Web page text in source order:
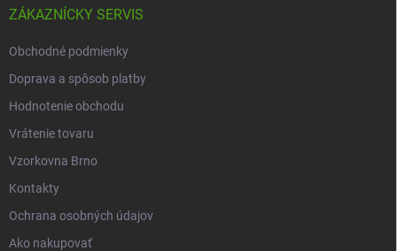
ZÁKAZNÍCKY SERVIS
Obchodné podmienky
Doprava a spôsob platby
Hodnotenie obchodu
Vrátenie tovaru
Vzorkovna Brno
Kontakty
Ochrana osobných údajov
Ako nakupovať